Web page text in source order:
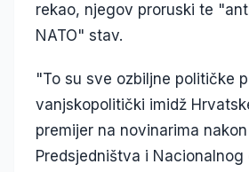
rekao, njegov proruski te
NATO" stav.
"To su sve ozbiljne političke
vanjskopolitički imidž
premijer na novinarima
Predsjedništva i Nacionalnog